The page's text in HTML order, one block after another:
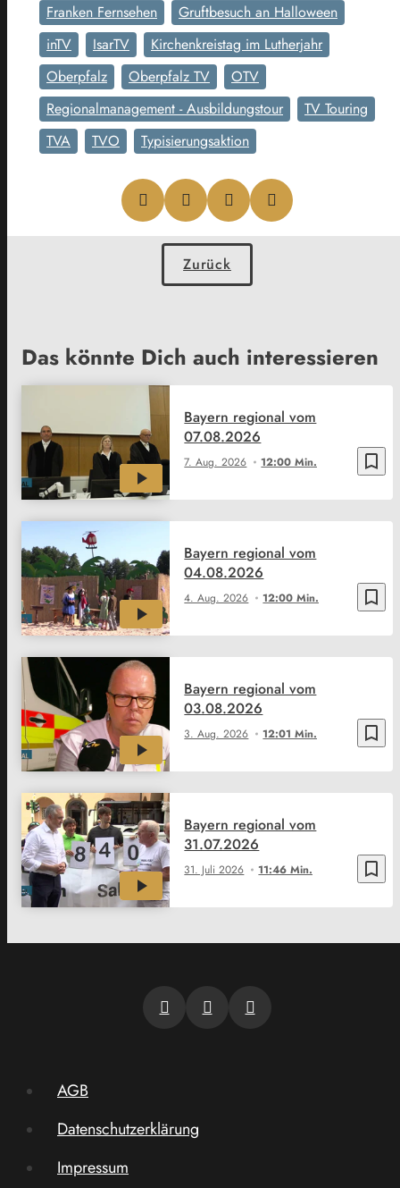
Franken Fernsehen
Gruftbesuch an Halloween
inTV
IsarTV
Kirchenkreistag im Lutherjahr
Oberpfalz
Oberpfalz TV
OTV
Regionalmanagement - Ausbildungstour
TV Touring
TVA
TVO Typisierungsaktion
Zurück
Das könnte Dich auch interessieren
bookmark_border
7. Aug. 2026 12:00 Min.
Bayern regional vom
07.08.2026
bookmark_border
4. Aug. 2026 12:00 Min.
Bayern regional vom
04.08.2026
bookmark_border
3. Aug. 2026 12:01 Min.
Bayern regional vom
03.08.2026
bookmark_border
31. Juli 2026 11:46 Min.
Bayern regional vom
31.07.2026
AGB
Datenschutzerklärung
Impressum